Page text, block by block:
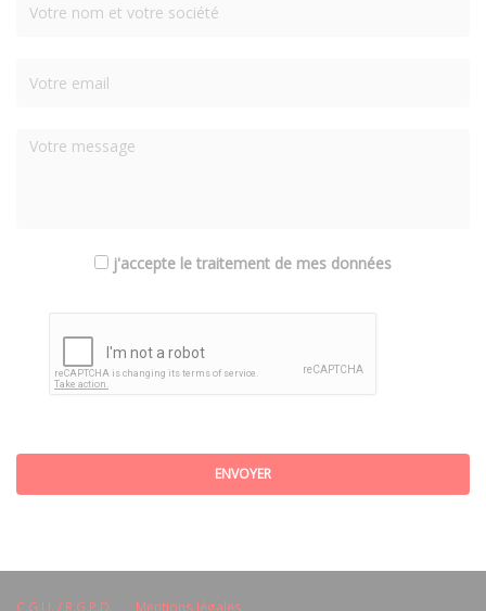
j'accepte le traitement de mes données
ENVOYER
C.G.U. / R.G.P.D. Mentions légales